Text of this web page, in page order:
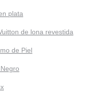
plata
de lona revestida
de Piel